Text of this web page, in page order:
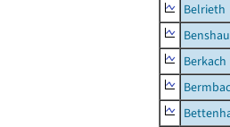
Belrieth
Berkach